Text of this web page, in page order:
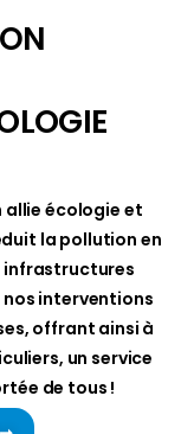
allie écologie et
la pollution en
infrastructures
interventions
offrant ainsi à
un service
de tous !